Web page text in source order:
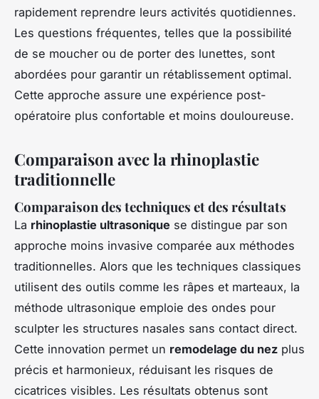
rapidement reprendre leurs activités quotidiennes.
Les questions fréquentes, telles que la possibilité
de se moucher ou de porter des lunettes, sont
abordées pour garantir un rétablissement optimal.
Cette approche assure une expérience post-
opératoire plus confortable et moins douloureuse.
Comparaison avec la rhinoplastie
traditionnelle
Comparaison des techniques et des résultats
La rhinoplastie ultrasonique se distingue par son
approche moins invasive comparée aux méthodes
traditionnelles. Alors que les techniques classiques
utilisent des outils comme les râpes et marteaux, la
méthode ultrasonique emploie des ondes pour
sculpter les structures nasales sans contact direct.
Cette innovation permet un remodelage du nez plus
précis et harmonieux, réduisant les risques de
cicatrices visibles. Les résultats obtenus sont